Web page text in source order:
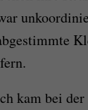
kam bei der